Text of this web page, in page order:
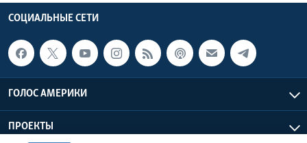
СОЦИАЛЬНЫЕ СЕТИ
ГОЛОС АМЕРИКИ
ПРОЕКТЫ